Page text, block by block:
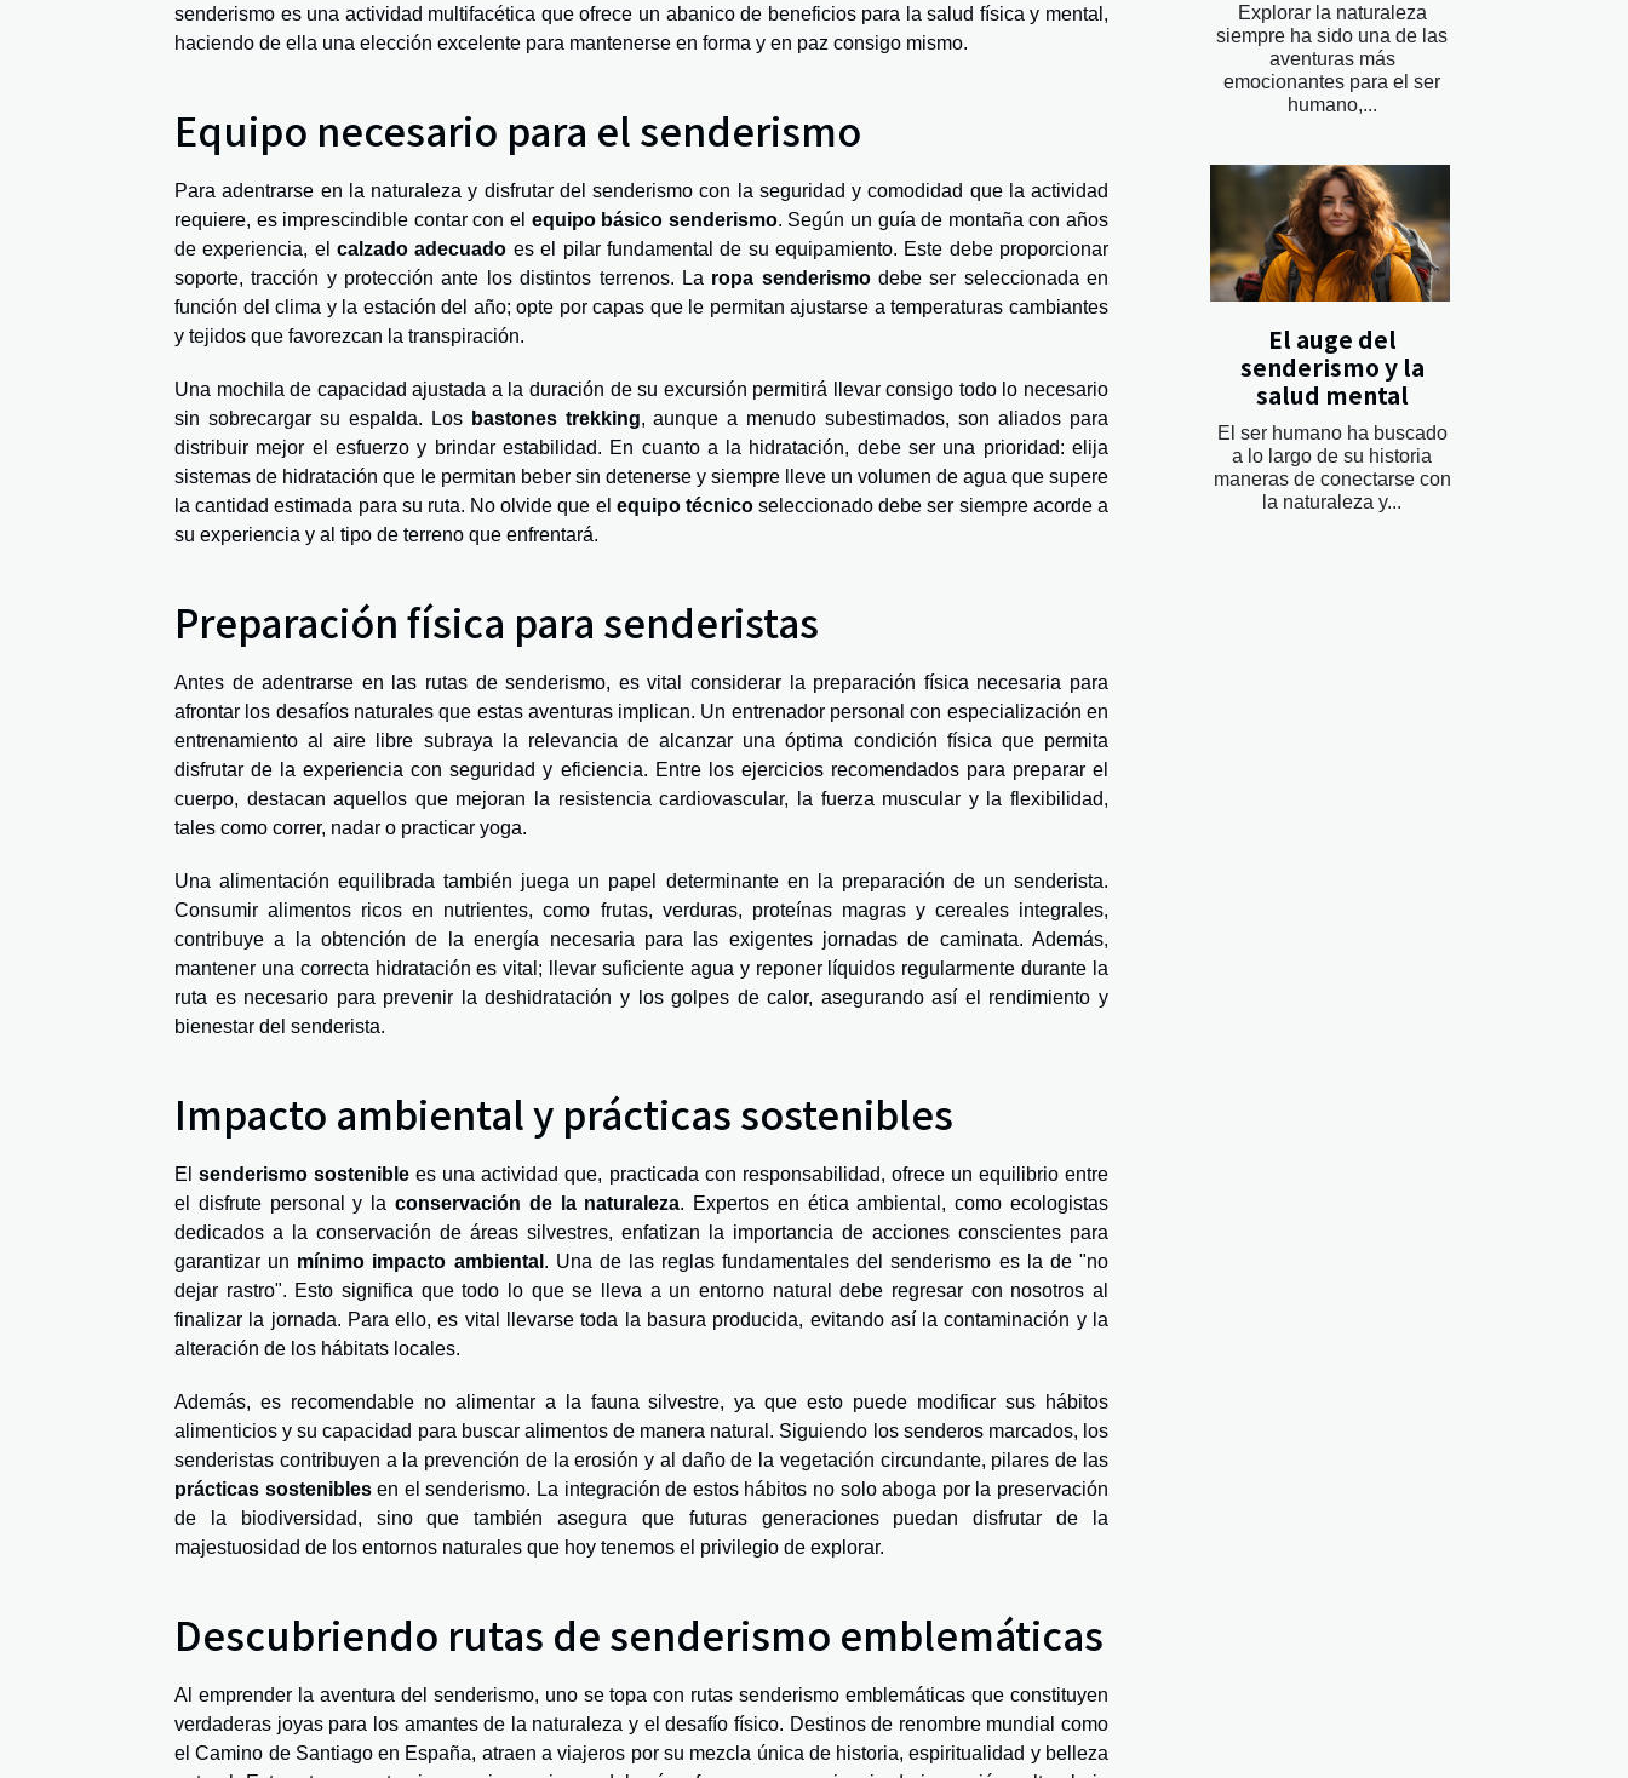
senderismo es una actividad multifacética que ofrece un abanico de beneficios para la salud física y mental,
haciendo de ella una elección excelente para mantenerse en forma y en paz consigo mismo.
Equipo necesario para el senderismo
Para adentrarse en la naturaleza y disfrutar del senderismo con la seguridad y comodidad que la actividad
requiere, es imprescindible contar con el equipo básico senderismo. Según un guía de montaña con años
de experiencia, elcalzado adecuado es el pilar fundamental de su equipamiento. Este debe proporcionar
soporte, tracción y protección ante los distintos terrenos. La ropa senderismodebe ser seleccionada en
función del clima y la estación del año; opte por capas que le permitan ajustarse a temperaturas cambiantes
y tejidos que favorezcan la transpiración.
Una mochila de capacidad ajustada a la duración de su excursión permitirá llevar consigo todo lo necesario
sin sobrecargar su espalda. Los bastones trekking, aunque a menudo subestimados, son aliados para
distribuir mejor el esfuerzo y brindar estabilidad. En cuanto a la hidratación, debe ser una prioridad: elija
sistemas de hidratación que le permitan beber sin detenerse y siempre lleve un volumen de agua que supere
la cantidad estimada para su ruta. No olvide que el equipo técnicoseleccionado debe ser siempre acorde a
su experiencia y al tipo de terreno que enfrentará.
Preparación física para senderistas
Antes de adentrarse en las rutas de senderismo, es vital considerar la preparación física necesaria para
afrontar los desafíos naturales que estas aventuras implican. Un entrenador personal con especialización en
entrenamiento al aire libre subraya la relevancia de alcanzar una óptima condición física que permita
disfrutar de la experiencia con seguridad y eficiencia. Entre los ejercicios recomendados para preparar el
cuerpo, destacan aquellos que mejoran la resistencia cardiovascular, la fuerza muscular y la flexibilidad,
tales como correr, nadar o practicar yoga.
Una alimentación equilibrada también juega un papel determinante en la preparación de un senderista.
Consumir alimentos ricos en nutrientes, como frutas, verduras, proteínas magras y cereales integrales,
contribuye a la obtención de la energía necesaria para las exigentes jornadas de caminata. Además,
mantener una correcta hidratación es vital; llevar suficiente agua y reponer líquidos regularmente durante la
ruta es necesario para prevenir la deshidratación y los golpes de calor, asegurando así el rendimiento y
bienestar del senderista.
Impacto ambiental y prácticas sostenibles
Elsenderismo sostenible es una actividad que, practicada con responsabilidad, ofrece un equilibrio entre
el disfrute personal y la conservación de la naturaleza. Expertos en ética ambiental, como ecologistas
dedicados a la conservación de áreas silvestres, enfatizan la importancia de acciones conscientes para
garantizar un mínimo impacto ambiental . Una de las reglas fundamentales del senderismo es la de "no
dejar rastro". Esto significa que todo lo que se lleva a un entorno natural debe regresar con nosotros al
finalizar la jornada. Para ello, es vital llevarse toda la basura producida, evitando así la contaminación y la
alteración de los hábitats locales.
Además, es recomendable no alimentar a la fauna silvestre, ya que esto puede modificar sus hábitos
alimenticios y su capacidad para buscar alimentos de manera natural. Siguiendo los senderos marcados, los
senderistas contribuyen a la prevención de la erosión y al daño de la vegetación circundante, pilares de las
prácticas sosteniblesen el senderismo. La integración de estos hábitos no solo aboga por la preservación
de la biodiversidad, sino que también asegura que futuras generaciones puedan disfrutar de la
majestuosidad de los entornos naturales que hoy tenemos el privilegio de explorar.
Descubriendo rutas de senderismo emblemáticas
Al emprender la aventura del senderismo, uno se topa con rutas senderismo emblemáticas que constituyen
verdaderas joyas para los amantes de la naturaleza y el desafío físico. Destinos de renombre mundial como
el Camino de Santiago en España, atraen a viajeros por su mezcla única de historia, espiritualidad y belleza
Explorar la naturaleza
siempre ha sido una de las
aventuras más
emocionantes para el ser
humano,...
El auge del
senderismo y la
salud mental
El ser humano ha buscado
a lo largo de su historia
maneras de conectarse con
la naturaleza y...